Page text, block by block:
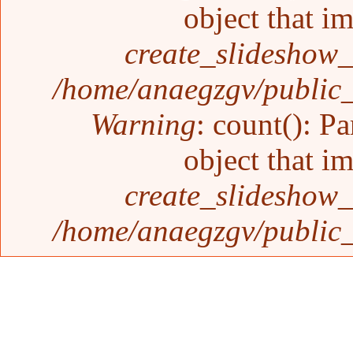
object that
/home/anaegzgv/
Warning: count():
object that
/home/anaegzgv/